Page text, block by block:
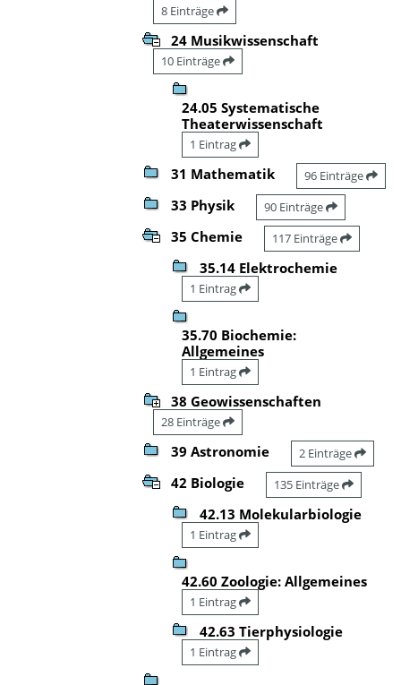
8 Einträge
24 Musikwissenschaft
10 Einträge
24.05 Systematische
Theaterwissenschaft
1 Eintrag
31 Mathematik 96 Einträge
33 Physik 90 Einträge
35 Chemie 117 Einträge
35.14 Elektrochemie
1 Eintrag
35.70 Biochemie:
Allgemeines
1 Eintrag
38 Geowissenschaften
28 Einträge
39 Astronomie 2 Einträge
42 Biologie 135 Einträge
42.13 Molekularbiologie
1 Eintrag
42.60 Zoologie: Allgemeines
1 Eintrag
42.63 Tierphysiologie
1 Eintrag